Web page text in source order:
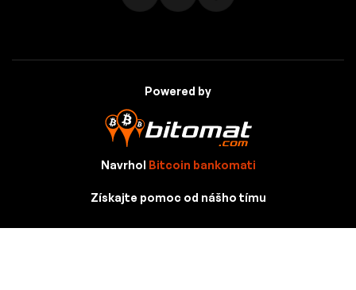
Powered by
Navrhol Bitcoin bankomati
Získajte pomoc od nášho tímu